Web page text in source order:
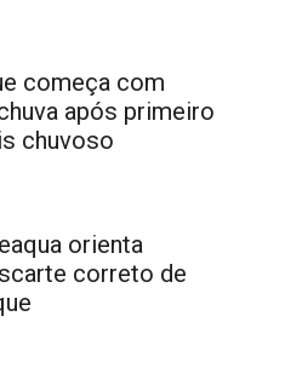
começa com
após primeiro
chuvoso
orienta
correto de